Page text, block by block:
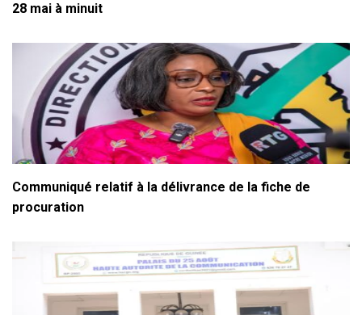
28 mai à minuit
Communiqué relatif à la délivrance de la fiche de
procuration